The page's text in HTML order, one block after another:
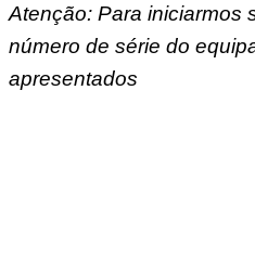
Atenção: Para iniciarmos
número de série do
apresentados